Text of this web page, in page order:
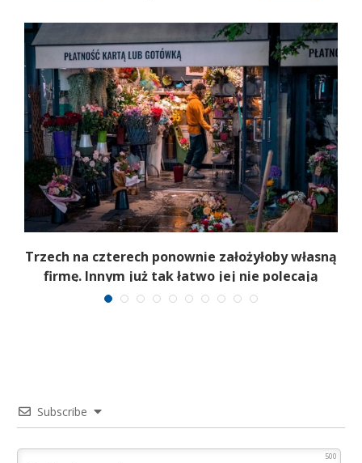
Trzech na czterech ponownie założyłoby własną
firmę. Innym już tak łatwo jej nie polecają
Subscribe
500